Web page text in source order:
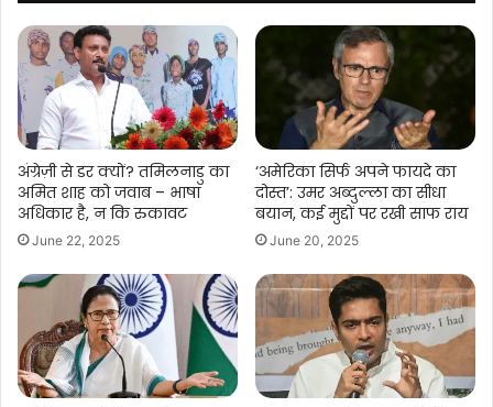
अंग्रेज़ी से डर क्यों? तमिलनाडु का
अमित शाह को जवाब – भाषा
अधिकार है, न कि रुकावट
June 22, 2025
‘अमेरिका सिर्फ अपने फायदे का
दोस्त’: उमर अब्दुल्ला का सीधा
बयान, कई मुद्दों पर रखी साफ राय
June 20, 2025